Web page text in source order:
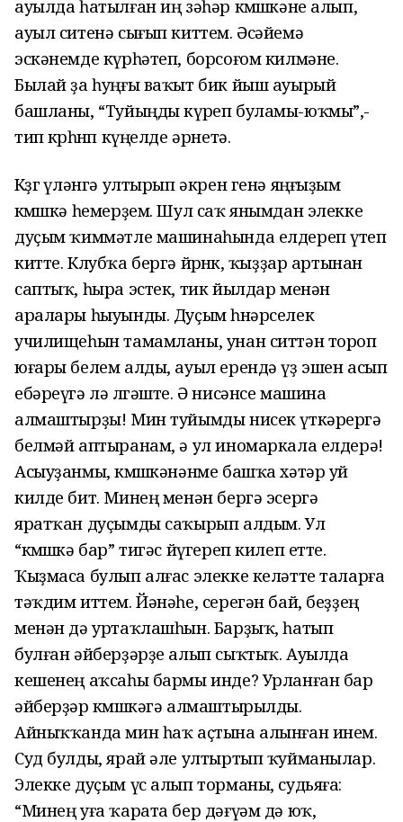
ауылда һатылған иң зәһәр көмөшкәне алып,
ауыл ситенә сығып киттем. Әсәйемә
эскәнемде күрһәтеп, борсоғом килмәне.
Былай ҙа һуңғы ваҡыт бик йыш ауырый
башланы, “Туйыңды күреп буламы-юҡмы”,-
тип көрһөнөп күңелде әрнетә.
Көҙгө үләнгә ултырып әкрен генә яңғыҙым
көмөшкә һемерҙем. Шул саҡ янымдан элекке
дуҫым ҡиммәтле машинаһында елдереп үтеп
китте. Клубҡа бергә йөрөнөк, ҡыҙҙар артынан
саптыҡ, һыра эстек, тик йылдар менән
аралары һыуынды. Дуҫым һөнәрселек
училищеһын тамамланы, унан ситтән тороп
юғары белем алды, ауыл ерендә үҙ эшен асып
ебәреүгә лә өлгәште. Ә нисәнсе машина
алмаштырҙы! Мин туйымды нисек үткәрергә
белмәй аптыранам, ә ул иномаркала елдерә!
Асыуҙанмы, көмөшкәнәнме башҡа хәтәр уй
килде бит. Минең менән бергә эсергә
яратҡан дуҫымды саҡырып алдым. Ул
“көмөшкә бар” тигәс йүгереп килеп етте.
Ҡыҙмаса булып алғас элекке келәтте таларға
тәҡдим иттем. Йәнәһе, серегән бай, беҙҙең
менән дә уртаҡлашһын. Барҙыҡ, һатып
булған әйберҙәрҙе алып сыҡтыҡ. Ауылда
кешенең аҡсаһы бармы инде? Урланған бар
әйберҙәр көмөшкәгә алмаштырылды.
Айныҡҡанда мин һаҡ аҫтына алынған инем.
Суд булды, ярай әле ултыртып ҡуйманылар.
Элекке дуҫым үс алып торманы, судьяға:
“Минең уға ҡарата бер дәғүәм дә юҡ,